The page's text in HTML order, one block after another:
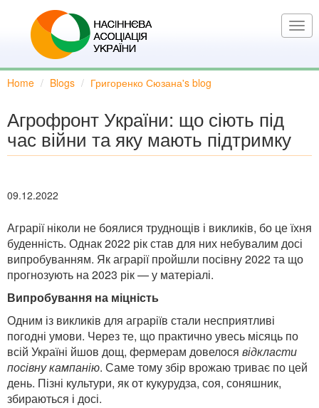
content
Home Blogs Григоренко Сюзана's blog
Агрофронт України: що сіють під
час війни та яку мають підтримку
09.12.2022
Аграрії ніколи не боялися труднощів і викликів, бо це їхня
буденність. Однак 2022 рік став для них небувалим досі
випробуванням. Як аграрії пройшли посівну 2022 та що
прогнозують на 2023 рік — у матеріалі.
Випробування на міцність
Одним із викликів для аграріїв стали несприятливі
погодні умови. Через те, що практично увесь місяць по
всій Україні йшов дощ, фермерам довелося відкласти
посівну кампанію. Саме тому збір врожаю триває по цей
день. Пізні культури, як от кукурудза, соя, соняшник,
збираються і досі.